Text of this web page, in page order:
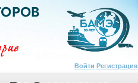
Войти Регистрация